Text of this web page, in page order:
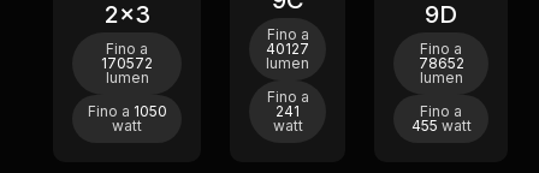
2x3
Fino a
170572
lumen
Fino a 1050
watt
Fino a
40127
lumen
Fino a
241
watt
9D
Fino a
78652
lumen
Fino a
455 watt